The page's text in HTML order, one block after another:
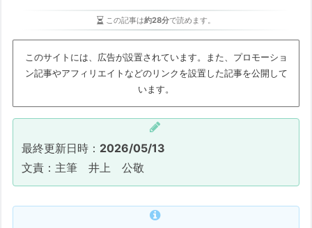
この記事は約28分で読めます。
このサイトには、広告が設置されています。また、プロモーショ
ン記事やアフィリエイトなどのリンクを設置した記事を公開して
います。
最終更新日時： 2026/05/13
文責：主筆 井上 公敬